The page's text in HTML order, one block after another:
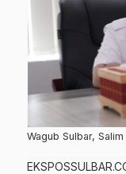
Wagub Sulbar,